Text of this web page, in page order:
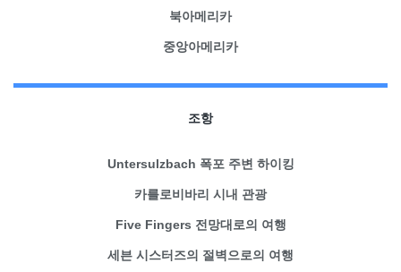
북아메리카
중앙아메리카
조항
Untersulzbach 폭포 주변 하이킹
카를로비바리 시내 관광
Five Fingers 전망대로의 여행
세븐 시스터즈의 절벽으로의 여행